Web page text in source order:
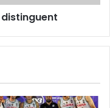
distinguent